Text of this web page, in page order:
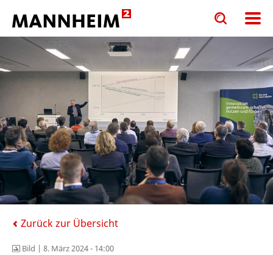
Toggle
search
input
Toggle
search
input
Zurück zur Übersicht
Bild | 8. März 2024 - 14:00